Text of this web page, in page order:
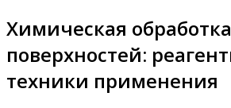
Химическая
поверхностей:
техники применения